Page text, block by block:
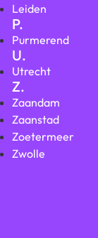
Leiden
P.
Purmerend
U.
Utrecht
Z.
Zaandam
Zaanstad
Zoetermeer
Zwolle